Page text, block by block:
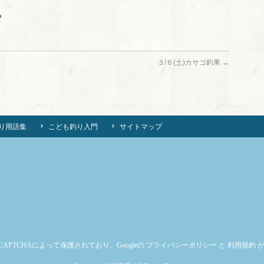
３/６(土)カサゴ釣果 →
用語集 こども釣り入門 サイトマップ
によって保護されており、Googleの プライバシーポリシー と 利用規約